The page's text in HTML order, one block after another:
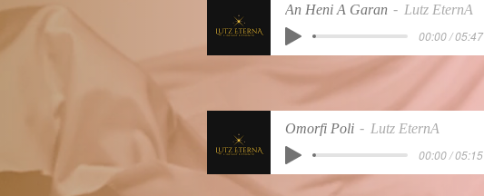
An Heni A Garan
Lutz EternA
00:00 / 05:47
Omorfi Poli
Lutz EternA
00:00 / 05:15